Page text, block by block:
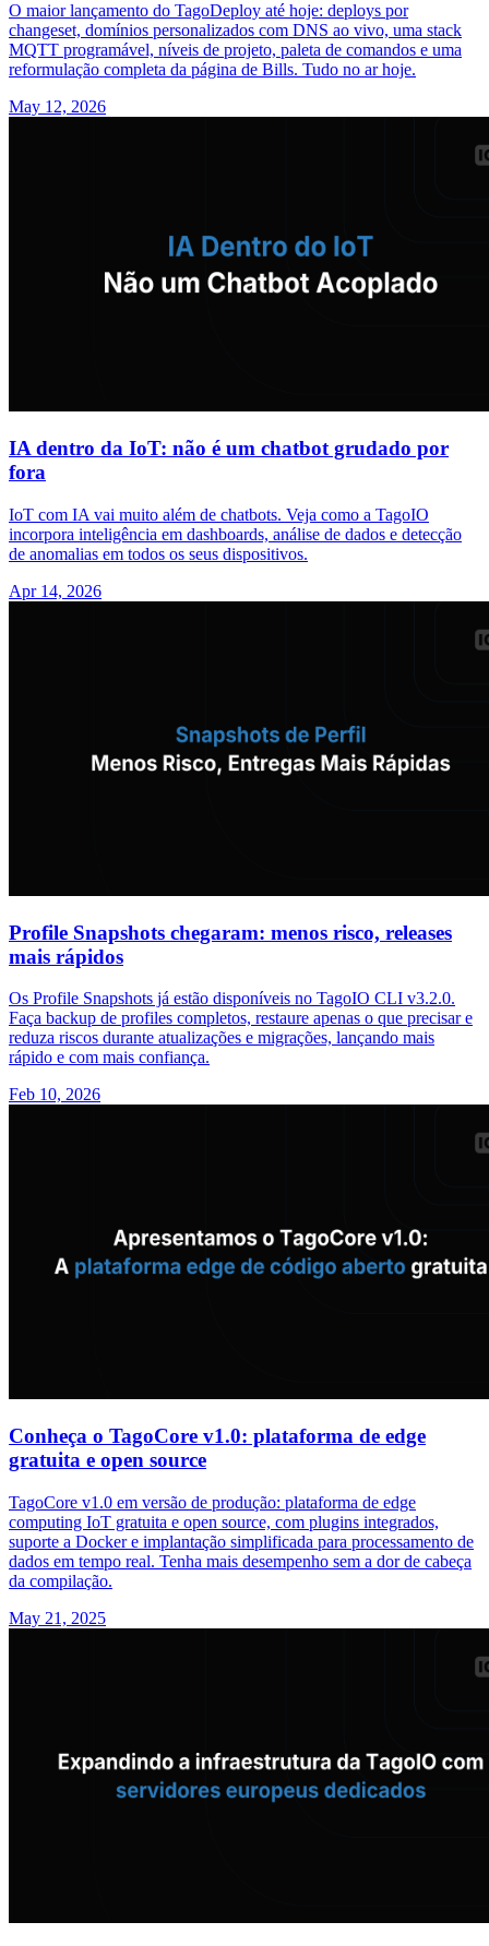
O maior lançamento do TagoDeploy até hoje: deploys por
changeset, domínios personalizados com DNS ao vivo, uma stack
MQTT programável, níveis de projeto, paleta de comandos e uma
reformulação completa da página de Bills. Tudo no ar hoje.
May 12, 2026
IA dentro da IoT: não é um chatbot grudado por
fora
IoT com IA vai muito além de chatbots. Veja como a TagoIO
incorpora inteligência em dashboards, análise de dados e detecção
de anomalias em todos os seus dispositivos.
Apr 14, 2026
Profile Snapshots chegaram: menos risco, releases
mais rápidos
Os Profile Snapshots já estão disponíveis no TagoIO CLI v3.2.0.
Faça backup de profiles completos, restaure apenas o que precisar e
reduza riscos durante atualizações e migrações, lançando mais
rápido e com mais confiança.
Feb 10, 2026
Conheça o TagoCore v1.0: plataforma de edge
gratuita e open source
TagoCore v1.0 em versão de produção: plataforma de edge
computing IoT gratuita e open source, com plugins integrados,
suporte a Docker e implantação simplificada para processamento de
dados em tempo real. Tenha mais desempenho sem a dor de cabeça
da compilação.
May 21, 2025